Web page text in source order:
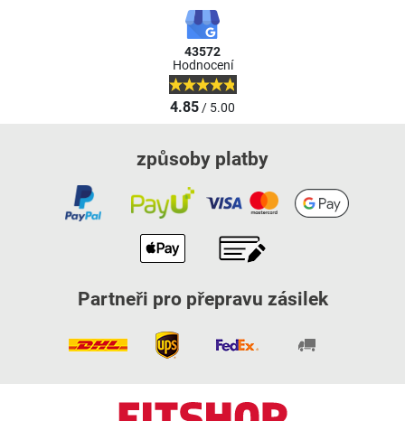
43572
Hodnocení
4.85/ 5.00
způsoby platby
Partneři pro přepravu zásilek